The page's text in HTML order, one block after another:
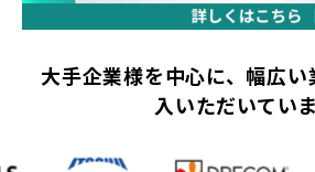
大手企業様を中心に、幅広
入いただいてい